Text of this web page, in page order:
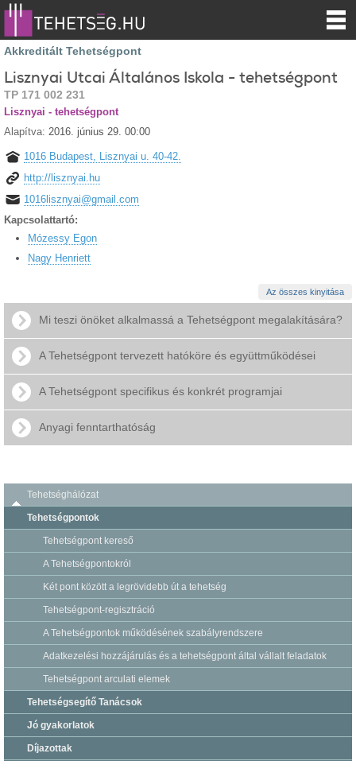
Akkreditált Tehetségpont
Lisznyai Utcai Általános Iskola - tehetségpont
TP 171 002 231
Lisznyai - tehetségpont
Alapítva: 2016. június 29. 00:00
1016 Budapest, Lisznyai u. 40-42.
http://lisznyai.hu
1016lisznyai@gmail.com
Kapcsolattartó:
Mózessy Egon
Nagy Henriett
Az összes kinyitása
Mi teszi önöket alkalmassá a Tehetségpont megalakítására?
A Tehetségpont tervezett hatóköre és együttműködései
A Tehetségpont specifikus és konkrét programjai
Anyagi fenntarthatóság
Tehetséghálózat
Tehetségpontok
Tehetségpont kereső
A Tehetségpontokról
Két pont között a legrövidebb út a tehetség
Tehetségpont-regisztráció
A Tehetségpontok működésének szabályrendszere
Adatkezelési hozzájárulás és a tehetségpont által vállalt feladatok
Tehetségpont arculati elemek
Tehetségsegítő Tanácsok
Jó gyakorlatok
Díjazottak